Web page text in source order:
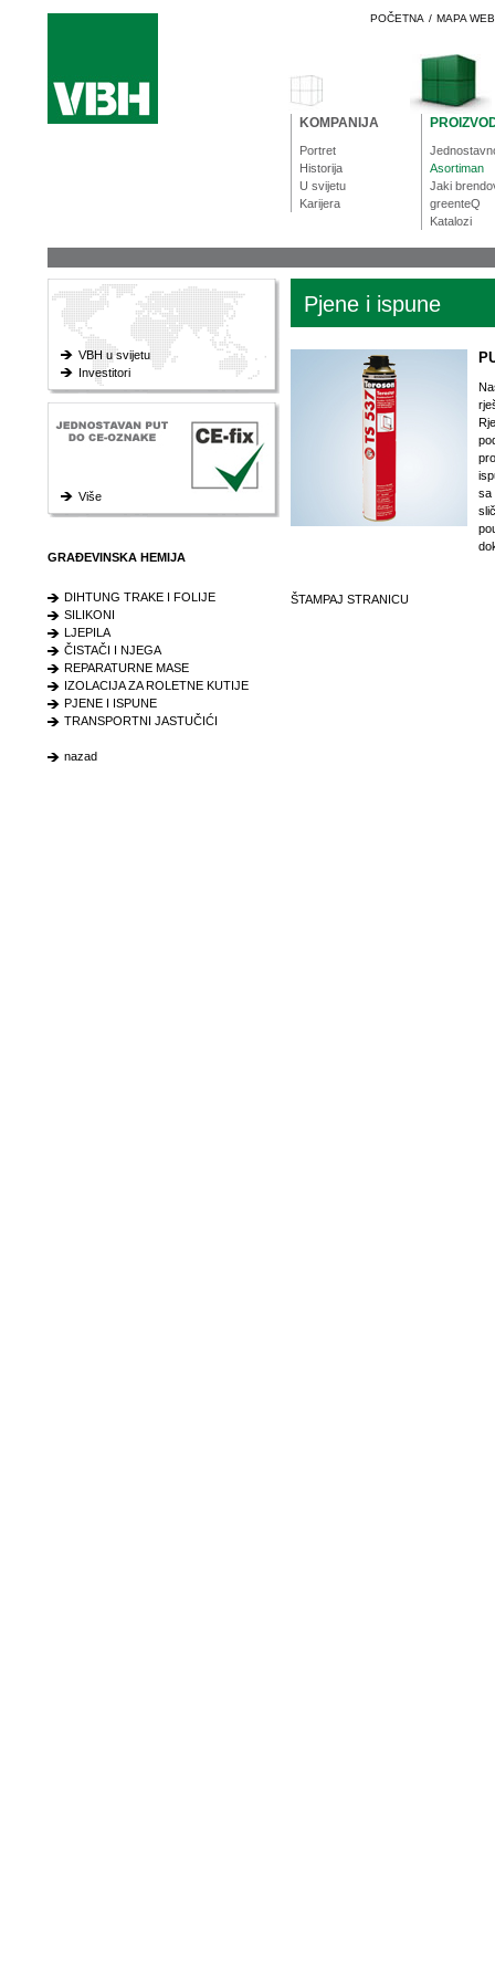
POČETNA / MAPA
KOMPANIJA
Portret
Historija
U svijetu
Karijera
Asortiman
Jaki
greenteQ
Katalozi
VBH u svijetu
Investitori
Više
GRAĐEVINSKA HEMIJA
DIHTUNG TRAKE I FOLIJE
SILIKONI
LJEPILA
ČISTAČI I NJEGA
REPARATURNE MASE
IZOLACIJA ZA ROLETNE KUTIJE
PJENE I ISPUNE
TRANSPORTNI JASTUČIĆI
nazad
Pjene i ispune
sa
ŠTAMPAJ STRANICU